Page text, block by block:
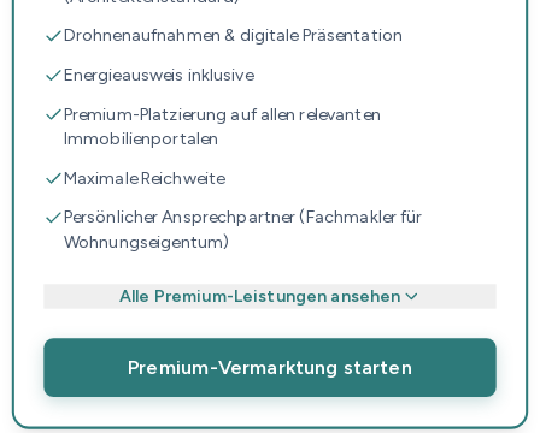
Drohnenaufnahmen & digitale Präsentation
Energieausweis inklusive
Premium-Platzierung auf allen relevanten
Immobilienportalen
Maximale Reichweite
Persönlicher Ansprechpartner (Fachmakler für
Wohnungseigentum)
Alle Premium-Leistungen ansehen
Premium-Vermarktung starten